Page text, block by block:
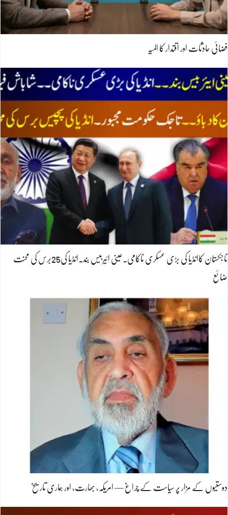
فضائی حادثات اور اقتدار کا المیہ
تاجکستان کاانڈیا کی بڑی عسکری ناکامی۔عینی ائیربیس بند۔انڈیا کی25برس کی محنت
ضائع
دوستیوں کے مزار پر سیاست کے چراغ — امریکہ، بھارت، اور ہماری تاریخ